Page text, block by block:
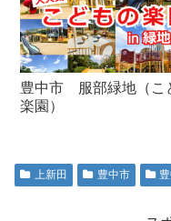
豊中市 服部緑地（こ
楽園）
上新田 豊中市